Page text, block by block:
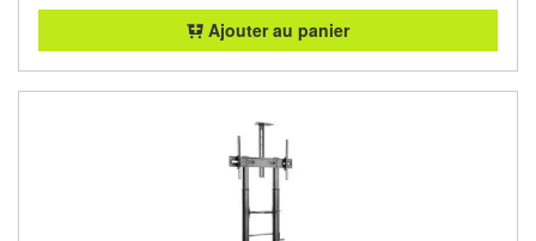
Ajouter au panier